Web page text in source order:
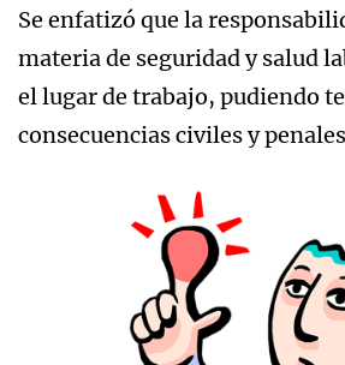
Se enfatizó que la
materia de seguridad y salud
el lugar de trabajo, pudiendo
consecuencias civiles y